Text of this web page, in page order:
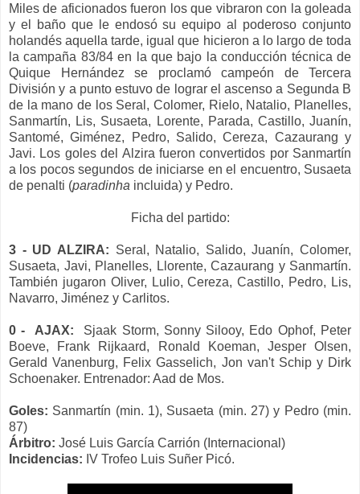
Miles de aficionados fueron los que vibraron con la goleada
y el baño que le endosó su equipo al poderoso conjunto
holandés aquella tarde, igual que hicieron a lo largo de toda
la campaña 83/84 en la que bajo la conducción técnica de
Quique Hernández se proclamó campeón de Tercera
División y a punto estuvo de lograr el ascenso a Segunda B
de la mano de los Seral, Colomer, Rielo, Natalio, Planelles,
Sanmartín, Lis, Susaeta, Lorente, Parada, Castillo, Juanín,
Santomé, Giménez, Pedro, Salido, Cereza, Cazaurang y
Javi. Los goles del Alzira fueron convertidos por Sanmartín
a los pocos segundos de iniciarse en el encuentro, Susaeta
de penalti (paradinha incluida) y Pedro.
Ficha del partido:
3 - UD ALZIRA: Seral, Natalio, Salido, Juanín, Colomer,
Susaeta, Javi, Planelles, Llorente, Cazaurang y Sanmartín.
También jugaron Oliver, Lulio, Cereza, Castillo, Pedro, Lis,
Navarro, Jiménez y Carlitos.
0 - AJAX: Sjaak Storm, Sonny Silooy, Edo Ophof, Peter
Boeve, Frank Rijkaard, Ronald Koeman, Jesper Olsen,
Gerald Vanenburg, Felix Gasselich, Jon van't Schip y Dirk
Schoenaker. Entrenador: Aad de Mos.
Goles: Sanmartín (min. 1), Susaeta (min. 27) y Pedro (min.
87)
Árbitro: José Luis García Carrión (Internacional)
Incidencias: IV Trofeo Luis Suñer Picó.